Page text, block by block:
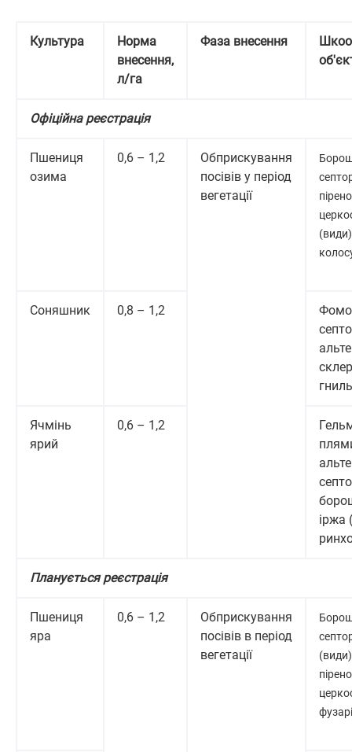
Культура
Норма
внесення,
л/га
Фаза внесення
Офіційна реєстрація
Пшениця
озима
0,6 – 1,2
Обприскування
посівів у період
вегетації
Соняшник 0,8 – 1,2
гниль
Ячмінь
ярий
0,6 – 1,2
іржа
Планується реєстрація
Пшениця
яра
0,6 – 1,2
Обприскування
посівів в період
вегетації